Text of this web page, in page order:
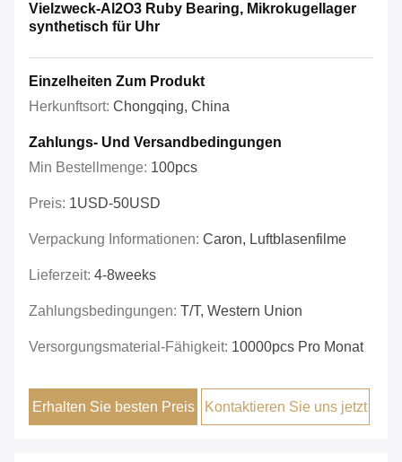
Vielzweck-Al2O3 Ruby Bearing, Mikrokugellager
synthetisch für Uhr
Einzelheiten Zum Produkt
Herkunftsort: Chongqing, China
Zahlungs- Und Versandbedingungen
Min Bestellmenge: 100pcs
Preis: 1USD-50USD
Verpackung Informationen: Caron, Luftblasenfilme
Lieferzeit: 4-8weeks
Zahlungsbedingungen: T/T, Western Union
Versorgungsmaterial-Fähigkeit: 10000pcs Pro Monat
Erhalten Sie besten Preis Kontaktieren Sie uns jetzt